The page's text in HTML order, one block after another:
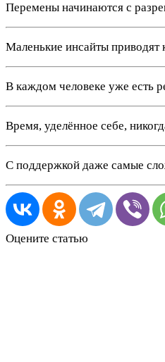
Перемены начинаются с
Маленькие инсайты
В каждом человеке уже есть
Время, уделённое себе,
С поддержкой даже самые
Оцените статью